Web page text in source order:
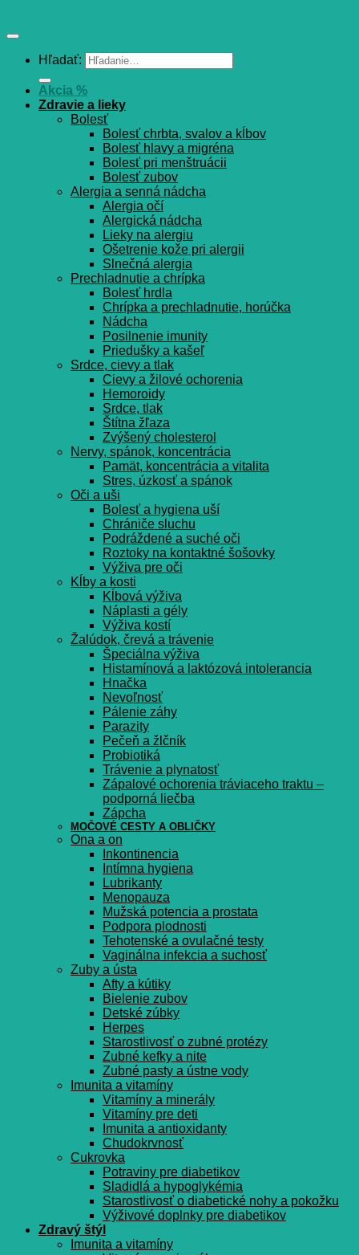
Hľadať:
Akcia %
Zdravie a lieky
Bolesť
Bolesť chrbta, svalov a kĺbov
Bolesť hlavy a migréna
Bolesť pri menštruácii
Bolesť zubov
Alergia a senná nádcha
Alergia očí
Alergická nádcha
Lieky na alergiu
Ošetrenie kože pri alergii
Slnečná alergia
Prechladnutie a chrípka
Bolesť hrdla
Chrípka a prechladnutie, horúčka
Nádcha
Posilnenie imunity
Priedušky a kašeľ
Srdce, cievy a tlak
Cievy a žilové ochorenia
Hemoroidy
Srdce, tlak
Štítna žľaza
Zvýšený cholesterol
Nervy, spánok, koncentrácia
Pamät, koncentrácia a vitalita
Stres, úzkosť a spánok
Oči a uši
Bolesť a hygiena uší
Chrániče sluchu
Podráždené a suché oči
Roztoky na kontaktné šošovky
Výživa pre oči
Kĺby a kosti
Kĺbová výživa
Náplasti a gély
Výživa kostí
Žalúdok, črevá a trávenie
Špeciálna výživa
Histamínová a laktózová intolerancia
Hnačka
Nevoľnosť
Pálenie záhy
Parazity
Pečeň a žlčník
Probiotiká
Trávenie a plynatosť
Zápalové ochorenia tráviaceho traktu –
podporná liečba
Zápcha
MOČOVÉ CESTY A OBLIČKY
Ona a on
Inkontinencia
Intímna hygiena
Lubrikanty
Menopauza
Mužská potencia a prostata
Podpora plodnosti
Tehotenské a ovulačné testy
Vaginálna infekcia a suchosť
Zuby a ústa
Afty a kútiky
Bielenie zubov
Detské zúbky
Herpes
Starostlivosť o zubné protézy
Zubné kefky a nite
Zubné pasty a ústne vody
Imunita a vitamíny
Vitamíny a minerály
Vitamíny pre deti
Imunita a antioxidanty
Chudokrvnosť
Cukrovka
Potraviny pre diabetikov
Sladidlá a hypoglykémia
Starostlivosť o diabetické nohy a pokožku
Výživové doplnky pre diabetikov
Zdravý štýl
Imunita a vitamíny